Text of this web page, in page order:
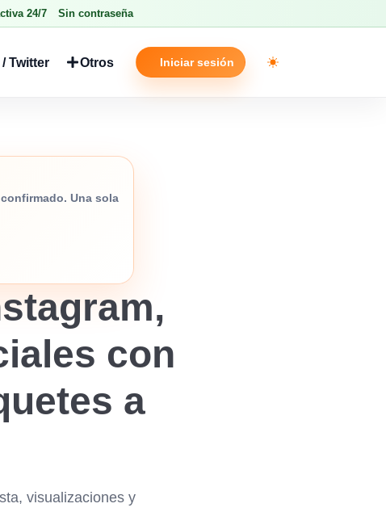
24/7 Sin contraseña
/ Twitter Otros Iniciar sesión
Toggle theme
con
a
visualizaciones y
Una sola